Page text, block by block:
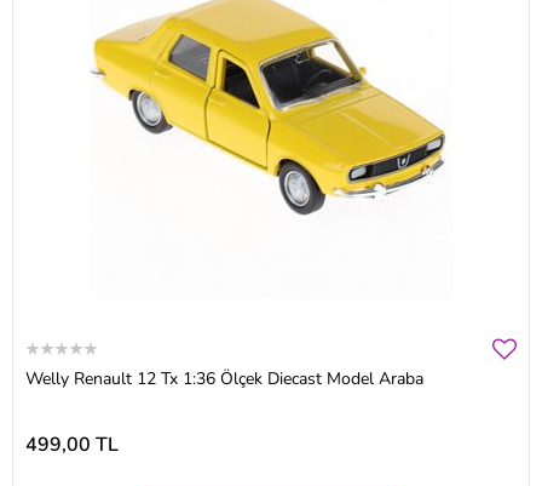
Welly Renault 12 Tx 1:36 Ölçek Diecast Model Araba
499,00 TL